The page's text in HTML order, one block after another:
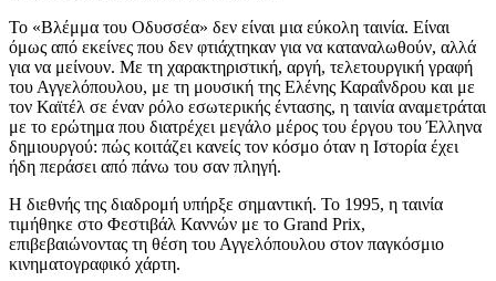
Το «Βλέμμα του Οδυσσέα» δεν είναι μια εύκολη ταινία. Είναι
όμως από εκείνες που δεν φτιάχτηκαν για να καταναλωθούν, αλλά
για να μείνουν. Με τη χαρακτηριστική, αργή, τελετουργική γραφή
του Αγγελόπουλου, με τη μουσική της Ελένης Καραΐνδρου και με
τον Καϊτέλ σε έναν ρόλο εσωτερικής έντασης, η ταινία αναμετράται
με το ερώτημα που διατρέχει μεγάλο μέρος του έργου του Έλληνα
δημιουργού: πώς κοιτάζει κανείς τον κόσμο όταν η Ιστορία έχει
ήδη περάσει από πάνω του σαν πληγή.
Η διεθνής της διαδρομή υπήρξε σημαντική. Το 1995, η ταινία
τιμήθηκε στο Φεστιβάλ Καννών με το Grand Prix,
επιβεβαιώνοντας τη θέση του Αγγελόπουλου στον παγκόσμιο
κινηματογραφικό χάρτη.